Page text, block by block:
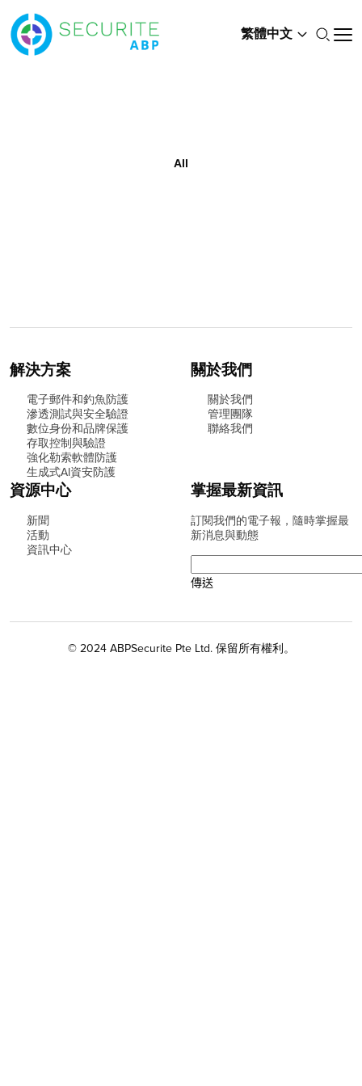
繁體中文
All
解決方案
電子郵件和釣魚防護
滲透測試與安全驗證
數位身份和品牌保護
存取控制與驗證
強化勒索軟體防護
生成式AI資安防護
關於我們
關於我們
管理團隊
聯絡我們
資源中心
新聞
活動
資訊中心
掌握最新資訊
訂閱我們的電子報，隨時掌握最
新消息與動態
© 2024 ABPSecurite Pte Ltd. 保留所有權利。